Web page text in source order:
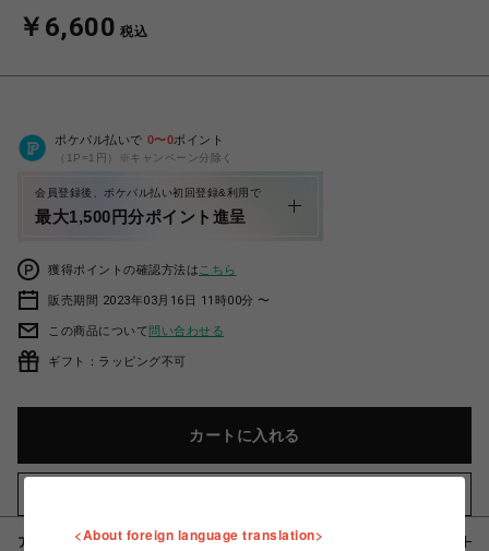
￥6,600 税込
ポケパル払いで 0〜0ポイント
（1P=1円）※キャンペーン分除く
会員登録後、ポケパル払い初回登録&利用で
最大1,500円分ポイント進呈
獲得ポイントの確認方法は こちら
販売期間 2023年03月16日 11時00分 〜
この商品について問い合わせる
ギフト：ラッピング不可
カートに入れる
アイテム説明 / 素材
<About foreign language translation>